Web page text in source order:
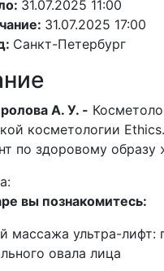
31.07.2025 11:00
31.07.2025 17:00
Санкт-Петербург
А. У. -
косметологии
по здоровому образу
вы познакомитесь:
массажа ультра-
овала лица